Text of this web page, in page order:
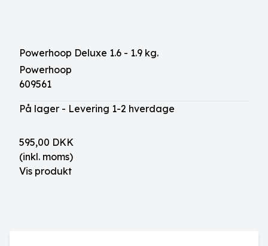
Powerhoop Deluxe 1.6 - 1.9 kg.
Powerhoop
609561
På lager - Levering 1-2 hverdage
595,00 DKK
(inkl. moms)
Vis produkt